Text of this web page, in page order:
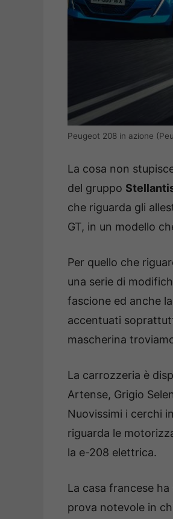
Peugeot 208 in azione
La cosa non
del gruppo
che riguarda gli
GT, in un modello
Per quello che
una serie di
fascione ed anche
accentuati
mascherina
La carrozzeria è
Artense, Grigio
Nuovissimi i cerchi
riguarda le
la e-208 elettrica.
La casa francese
prova notevole in